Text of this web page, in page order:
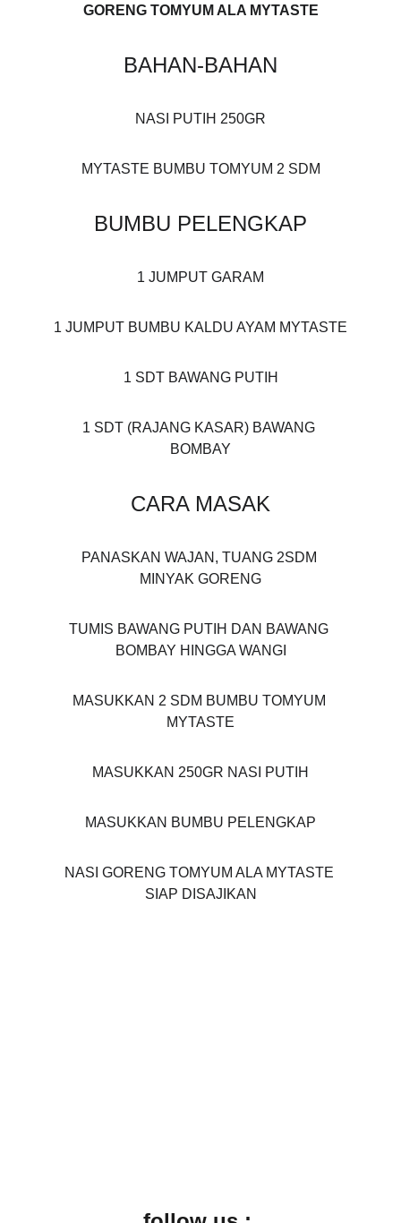
GORENG TOMYUM ALA MYTASTE
BAHAN-BAHAN
NASI PUTIH 250GR
MYTASTE BUMBU TOMYUM 2 SDM
BUMBU PELENGKAP
1 JUMPUT GARAM
1 JUMPUT BUMBU KALDU AYAM MYTASTE
1 SDT BAWANG PUTIH
1 SDT (RAJANG KASAR) BAWANG
BOMBAY
CARA MASAK
PANASKAN WAJAN, TUANG 2SDM
MINYAK GORENG
TUMIS BAWANG PUTIH DAN BAWANG
BOMBAY HINGGA WANGI
MASUKKAN 2 SDM BUMBU TOMYUM
MYTASTE
MASUKKAN 250GR NASI PUTIH
MASUKKAN BUMBU PELENGKAP
NASI GORENG TOMYUM ALA MYTASTE
SIAP DISAJIKAN